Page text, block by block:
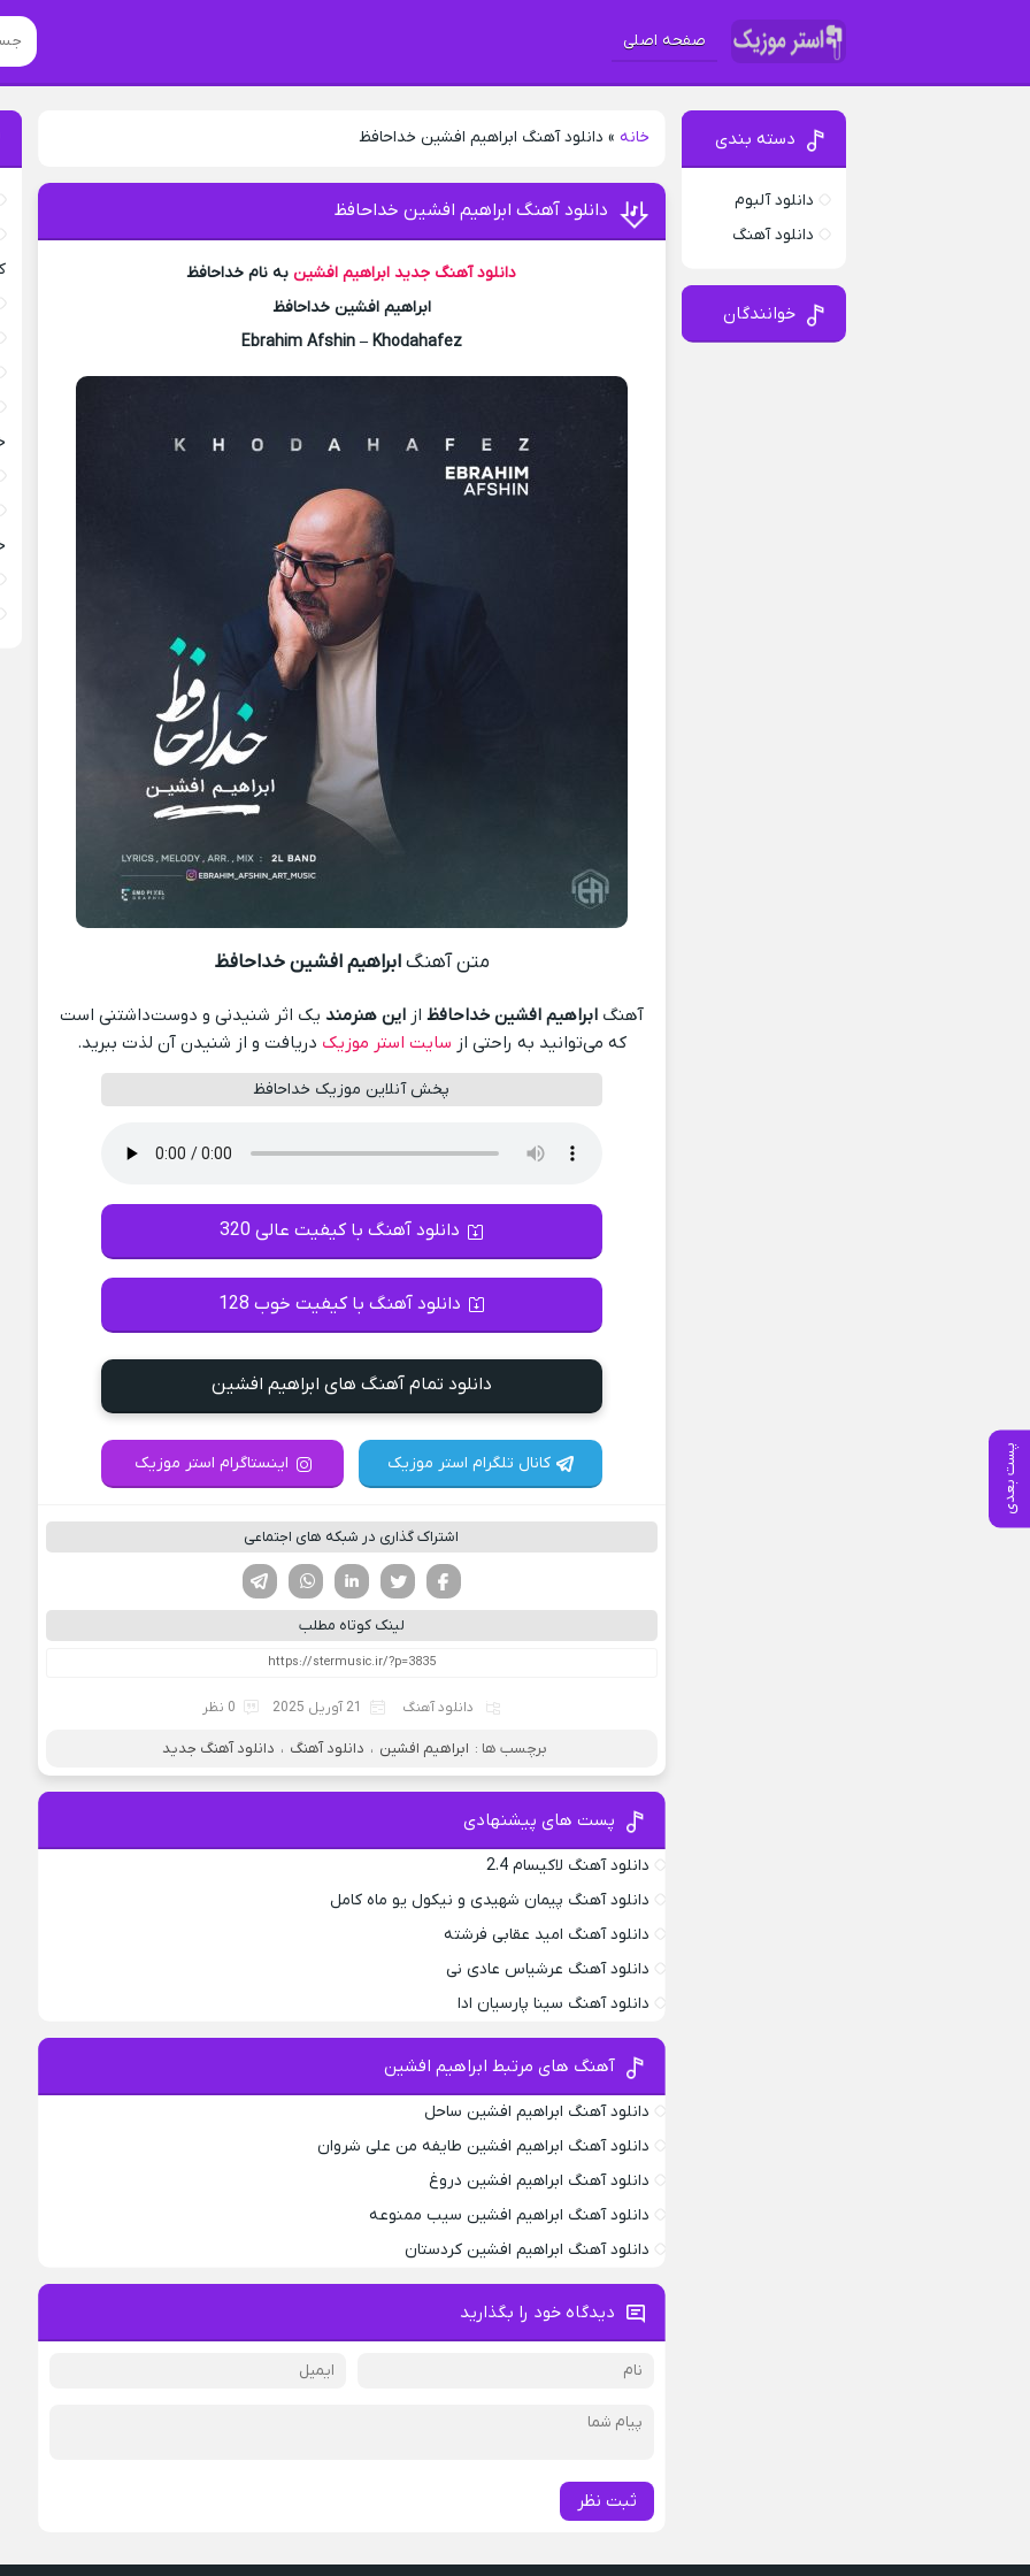
صفحه اصلی
خانه » دانلود آهنگ ابراهیم افشین خداحافظ
پست بعدی
دانلود آهنگ ابراهیم افشین خداحافظ
دانلود آهنگ جدید ابراهیم افشینبه نام خداحافظ
ابراهیم افشین خداحافظ
Ebrahim Afshin – Khodahafez
متن آهنگابراهیم افشین خداحافظ
آهنگابراهیم افشین خداحافظ ازاین هنرمند یک اثر شنیدنی و دوست‌داشتنی است
که می‌توانید به راحتی از سایت استر موزیک دریافت و از شنیدن آن لذت ببرید.
پخش آنلاین موزیک خداحافظ
دانلود آهنگ با کیفیت عالی 320
دانلود آهنگ با کیفیت خوب 128
دانلود تمام آهنگ های ابراهیم افشین
کانال تلگرام استر موزیک اینستاگرام استر موزیک
اشتراک گذاری در شبکه های اجتماعی
لینکدین تویتر
فیسوک
لینک کوتاه مطلب
دانلود آهنگ 21 آوریل 2025 0 نظر
برچسب ها : ابراهیم افشین ، دانلود آهنگ ، دانلود آهنگ جدید
پست های پیشنهادی
دانلود آهنگ لاکیسام 2.4
دانلود آهنگ پیمان شهیدی و نیکول یو ماه کامل
دانلود آهنگ امید عقابی فرشته
دانلود آهنگ عرشیاس عادی نی
دانلود آهنگ سینا پارسیان ادا
آهنگ های مرتبط ابراهیم افشین
دانلود آهنگ ابراهیم افشین ساحل
دانلود آهنگ ابراهیم افشین طایفه من علی شروان
دانلود آهنگ ابراهیم افشین دروغ
دانلود آهنگ ابراهیم افشین سیب ممنوعه
دانلود آهنگ ابراهیم افشین کردستان
دیدگاه خود را بگذارید
ثبت نظر
دسته بندی
دانلود آلبوم
دانلود آهنگ
خوانندگان